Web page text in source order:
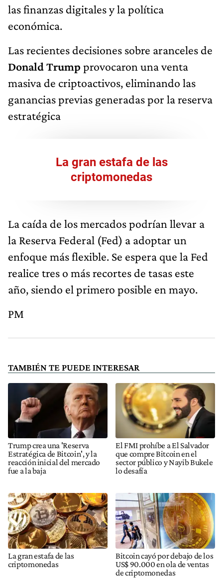
las finanzas digitales y la política
económica.
Las recientes decisiones sobre aranceles de
Donald Trump provocaron una venta
masiva de criptoactivos, eliminando las
ganancias previas generadas por la reserva
estratégica
La gran estafa de las
criptomonedas
La caída de los mercados podrían llevar a
la Reserva Federal (Fed) a adoptar un
enfoque más flexible. Se espera que la Fed
realice tres o más recortes de tasas este
año, siendo el primero posible en mayo.
PM
TAMBIÉN TE PUEDE INTERESAR
Trump crea una 'Reserva
Estratégica de Bitcoin', y la
reacción inicial del mercado
fue a la baja
El FMI prohíbe a El Salvador
que compre Bitcoin en el
sector público y Nayib Bukele
lo desafía
La gran estafa de las
criptomonedas
Bitcoin cayó por debajo de los
US$ 90.000 en ola de ventas
de criptomonedas